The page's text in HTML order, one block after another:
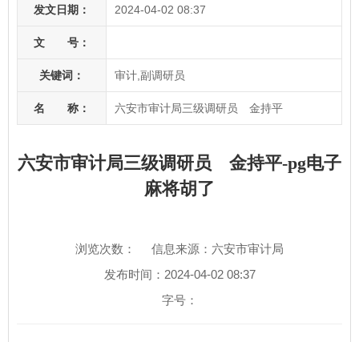
发文日期： 2024-04-02 08:37
文 号：
关键词： 审计,副调研员
名 称： 六安市审计局三级调研员 金持平
六安市审计局三级调研员 金持平-pg电子
麻将胡了
浏览次数：
信息来源：六安市审计局
发布时间：2024-04-02 08:37
字号：